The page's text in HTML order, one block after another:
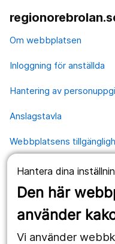
Hantera dina
Den här
använder
Vi använder
Om webbplatsen
Inloggning för anställda
Hantering av
Anslagstavla
Webbplatsens
Våra webbplatser
1177.se